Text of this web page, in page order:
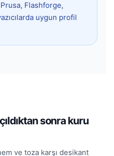
Flashforge,
uygun profil
sonra kuru
ve toza karşı desikant